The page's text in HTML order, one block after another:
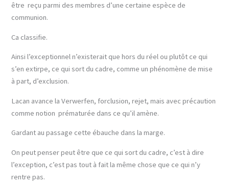
être reçu parmi des membres d’une certaine espèce de
communion.
Ca classifie.
Ainsi l’exceptionnel n’existerait que hors du réel ou plutôt ce qui
s’en extirpe, ce qui sort du cadre, comme un phénomène de mise
à part, d’exclusion.
Lacan avance la Verwerfen, forclusion, rejet, mais avec précaution
comme notion prématurée dans ce qu’il amène.
Gardant au passage cette ébauche dans la marge.
On peut penser peut être que ce qui sort du cadre, c’est à dire
l’exception, c’est pas tout à fait la même chose que ce qui n’y
rentre pas.